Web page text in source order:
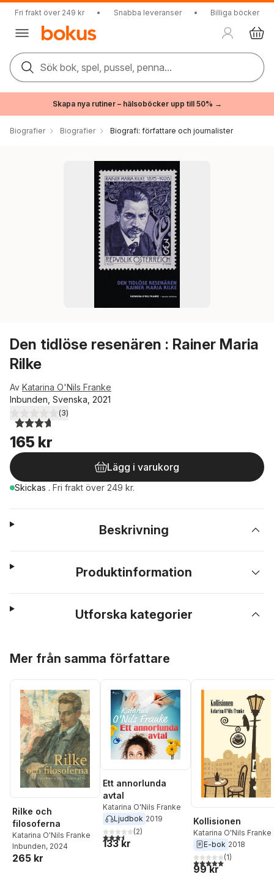
Fri frakt över 249 kr • Snabba leveranser • Billiga böcker
Sök bok, spel, pussel, penna...
Skapa nya rutiner – hälsoböcker upp till 50% →
Biografier Biografier Biografi: författare och journalister
Den tidlöse resenären : Rainer Maria
Rilke
Av Katarina O'Nils Franke
Inbunden, Svenska, 2021
3,7utav 5 stjärnor. Totalt antal röster:
(3)
165 kr
Lägg i varukorg
Skickas . Fri frakt över 249 kr.
Beskrivning
Produktinformation
Utforska kategorier
Mer från samma författare
Rilke och
filosoferna
Katarina O'Nils Franke
Inbunden, 2024
265 kr
Ett annorlunda
avtal
Katarina O'Nils Franke
Ljudbok 2019
3,5utav 5 stjärnor. Totalt antal röster:
(2)
133 kr
Kollisionen
Katarina O'Nils Franke
E-bok 2018
5,0utav 5 stjärnor.
(1)
99 kr